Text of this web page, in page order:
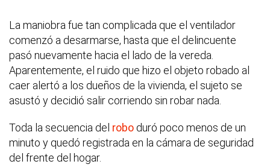
La maniobra fue tan complicada que el ventilador
comenzó a desarmarse, hasta que el delincuente
pasó nuevamente hacia el lado de la vereda.
Aparentemente, el ruido que hizo el objeto robado al
caer alertó a los dueños de la vivienda, el sujeto se
asustó y decidió salir corriendo sin robar nada.
Toda la secuencia del robo duró poco menos de un
minuto y quedó registrada en la cámara de seguridad
del frente del hogar.